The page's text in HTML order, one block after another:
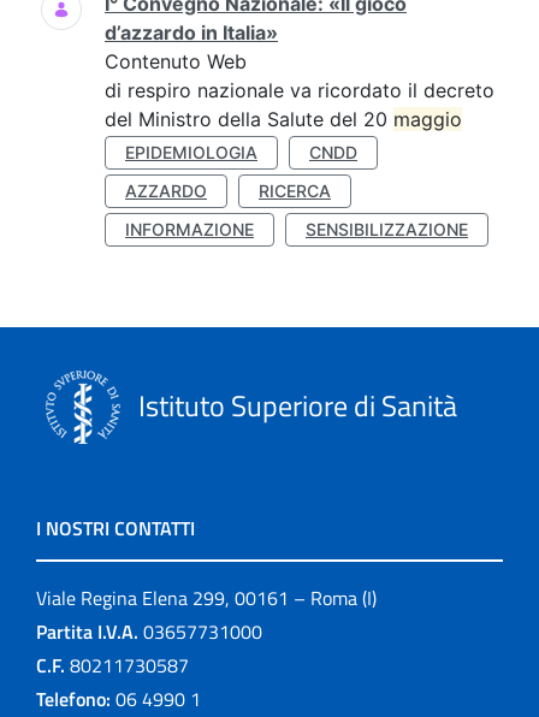
d’azzardo in Italia»
Contenuto Web
di respiro nazionale va ricordato il decreto
del Ministro della Salute del 20 maggio
EPIDEMIOLOGIA
CNDD
AZZARDO
RICERCA
INFORMAZIONE
SENSIBILIZZAZIONE
Istituto Superiore di Sanità
I NOSTRI CONTATTI
Viale Regina Elena 299, 00161 – Roma (I)
Partita I.V.A. 03657731000
C.F. 80211730587
Telefono: 06 4990 1